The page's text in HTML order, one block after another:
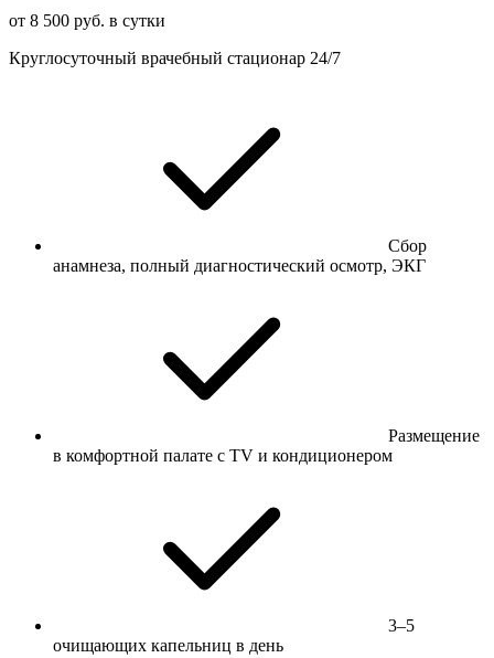
от 8 500 руб. в сутки
Круглосуточный врачебный стационар 24/7
Сбор
анамнеза, полный диагностический осмотр, ЭКГ
Размещение
в комфортной палате с TV и кондиционером
3–5
очищающих капельниц в день